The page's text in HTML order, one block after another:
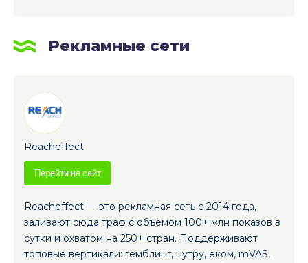
Рекламные сети
Reacheffect
Перейти на сайт
Reacheffect — это рекламная сеть с 2014 года,
заливают сюда траф с объёмом 100+ млн показов в
сутки и охватом на 250+ стран. Поддерживают
топовые вертикали: гемблинг, нутру, еком, mVAS,